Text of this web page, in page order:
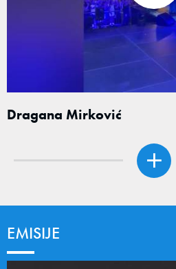
Dragana Mirković
EMISIJE